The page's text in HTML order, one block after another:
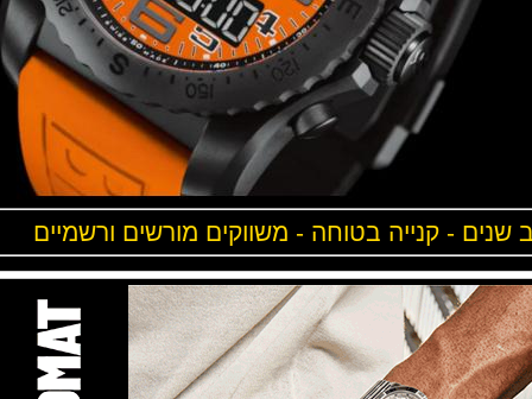
- קנייה בטוחה - משווקים מורשים ורשמיים